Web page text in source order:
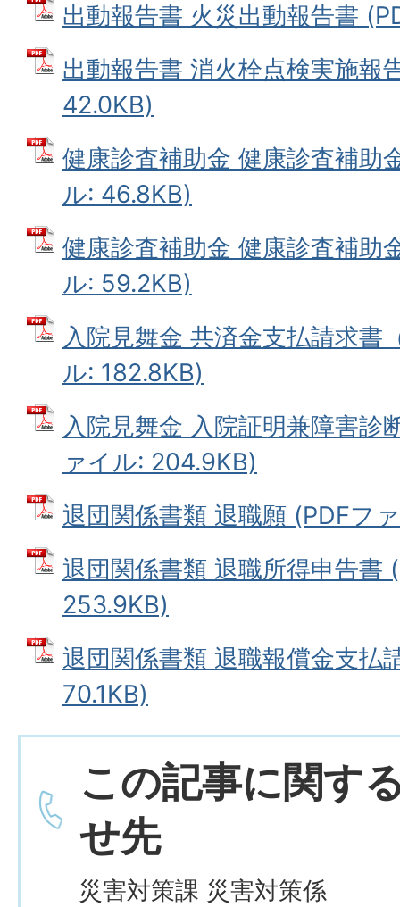
出動報告書 火災出動報告書
出動報告書 消火栓点検実施報
42.0KB)
健康診査補助金 健康診査補助
ル: 46.8KB)
健康診査補助金 健康診査補助
ル: 59.2KB)
入院見舞金 共済金支払請求書
ル: 182.8KB)
入院見舞金 入院証明兼障害診
ァイル: 204.9KB)
退団関係書類 退職願 (PDFフ
退団関係書類 退職所得申告書
253.9KB)
退団関係書類 退職報償金支払
70.1KB)
この記事に関す
せ先
災害対策課 災害対策係